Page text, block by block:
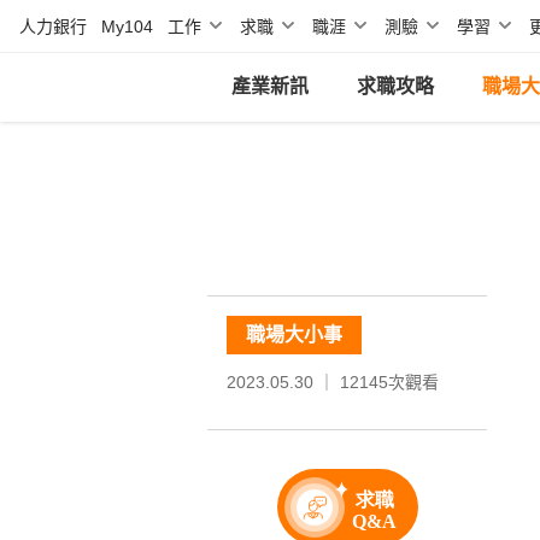
人力銀行 My104 工作 求職 職涯 測驗 學習
產業新訊 求職攻略 職場
職場大小事
2023.05.30 ｜ 12145次觀看